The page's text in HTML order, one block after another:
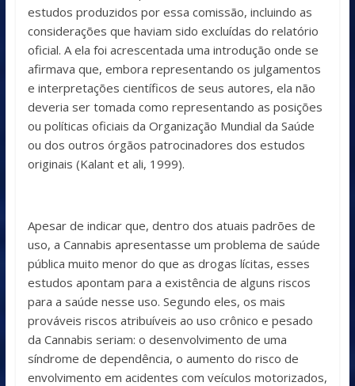
estudos produzidos por essa comissão, incluindo as
considerações que haviam sido excluídas do relatório
oficial. A ela foi acrescentada uma introdução onde se
afirmava que, embora representando os julgamentos
e interpretações científicos de seus autores, ela não
deveria ser tomada como representando as posições
ou políticas oficiais da Organização Mundial da Saúde
ou dos outros órgãos patrocinadores dos estudos
originais (Kalant et ali, 1999).
Apesar de indicar que, dentro dos atuais padrões de
uso, a Cannabis apresentasse um problema de saúde
pública muito menor do que as drogas lícitas, esses
estudos apontam para a existência de alguns riscos
para a saúde nesse uso. Segundo eles, os mais
prováveis riscos atribuíveis ao uso crônico e pesado
da Cannabis seriam: o desenvolvimento de uma
síndrome de dependência, o aumento do risco de
envolvimento em acidentes com veículos motorizados,